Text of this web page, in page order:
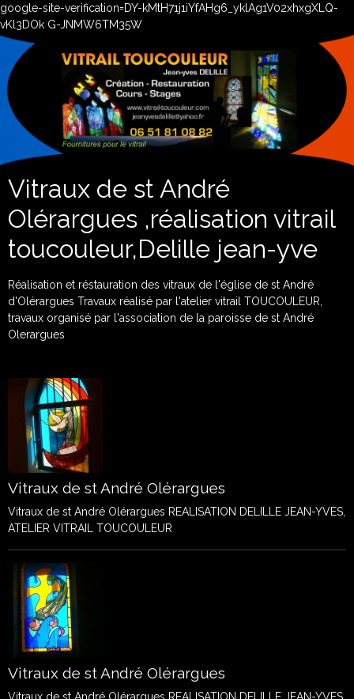
google-site-verification=DY-kMtH71j1iYfAHg6_yklAg1V02xhxgXLQ-
vKl3DOk G-JNMW6TM35W
Vitraux de st André
Olérargues ,réalisation vitrail
toucouleur,Delille jean-yve
Réalisation et réstauration des vitraux de l'église de st André
d'Olérargues Travaux réalisé par l'atelier vitrail TOUCOULEUR,
travaux organisé par l'association de la paroisse de st André
Olerargues
Vitraux de st André Olérargues
Vitraux de st André Olérargues REALISATION DELILLE JEAN-YVES,
ATELIER VITRAIL TOUCOULEUR
Vitraux de st André Olérargues